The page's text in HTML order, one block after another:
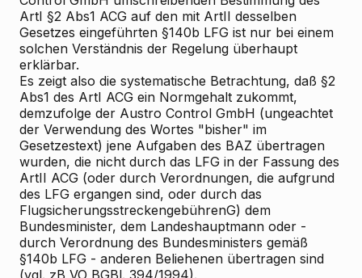
ArtI §2 Abs1 ACG auf den mit ArtII desselben
Gesetzes eingeführten §140b LFG ist nur bei einem
solchen Verständnis der Regelung überhaupt
erklärbar.
Es zeigt also die systematische Betrachtung, daß §2
Abs1 des ArtI ACG ein Normgehalt zukommt,
demzufolge der Austro Control GmbH (ungeachtet
der Verwendung des Wortes "bisher" im
Gesetzestext) jene Aufgaben des BAZ übertragen
wurden, die nicht durch das LFG in der Fassung des
ArtII ACG (oder durch Verordnungen, die aufgrund
des LFG ergangen sind, oder durch das
FlugsicherungsstreckengebührenG) dem
Bundesminister, dem Landeshauptmann oder -
durch Verordnung des Bundesministers gemäß
§140b LFG - anderen Beliehenen übertragen sind
(vgl. zB VO BGBl. 394/1994).